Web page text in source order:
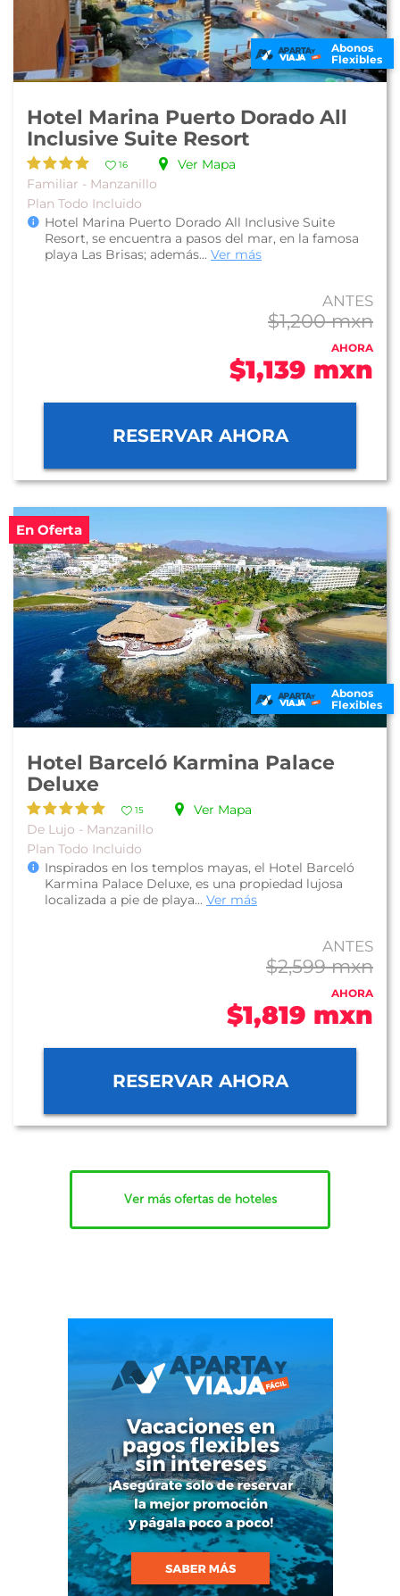
Abonos
Flexibles
Hotel Marina Puerto Dorado All
Inclusive Suite Resort
16
Ver Mapa
Familiar - Manzanillo
Plan Todo Incluido
Hotel Marina Puerto Dorado All Inclusive Suite
Resort, se encuentra a pasos del mar, en la famosa
playa Las Brisas; además... Ver más
ANTES
$1,200 mxn
AHORA
$1,139 mxn
RESERVAR AHORA
En Oferta
Abonos
Flexibles
Hotel Barceló Karmina Palace
Deluxe
15
Ver Mapa
De Lujo - Manzanillo
Plan Todo Incluido
Inspirados en los templos mayas, el Hotel Barceló
Karmina Palace Deluxe, es una propiedad lujosa
localizada a pie de playa... Ver más
ANTES
$2,599 mxn
AHORA
$1,819 mxn
RESERVAR AHORA
Ver más ofertas de hoteles